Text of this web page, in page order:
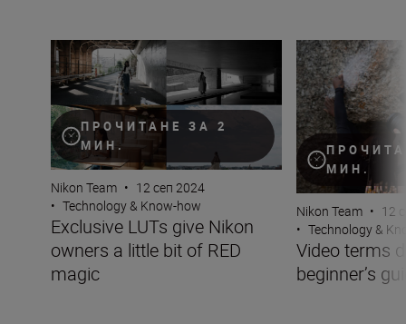
ПРОЧИТАНЕ ЗА 2
МИН.
Exclusive LUTs give Nikon owners a little bit of RED
Nikon Team • 12 сеп 2024
• Technology & Know-how
Exclusive LUTs give Nikon
owners a little bit of RED
magic
МИН.
Video terms
Nikon Team • 12
• Technology &
Video terms
beginner’s